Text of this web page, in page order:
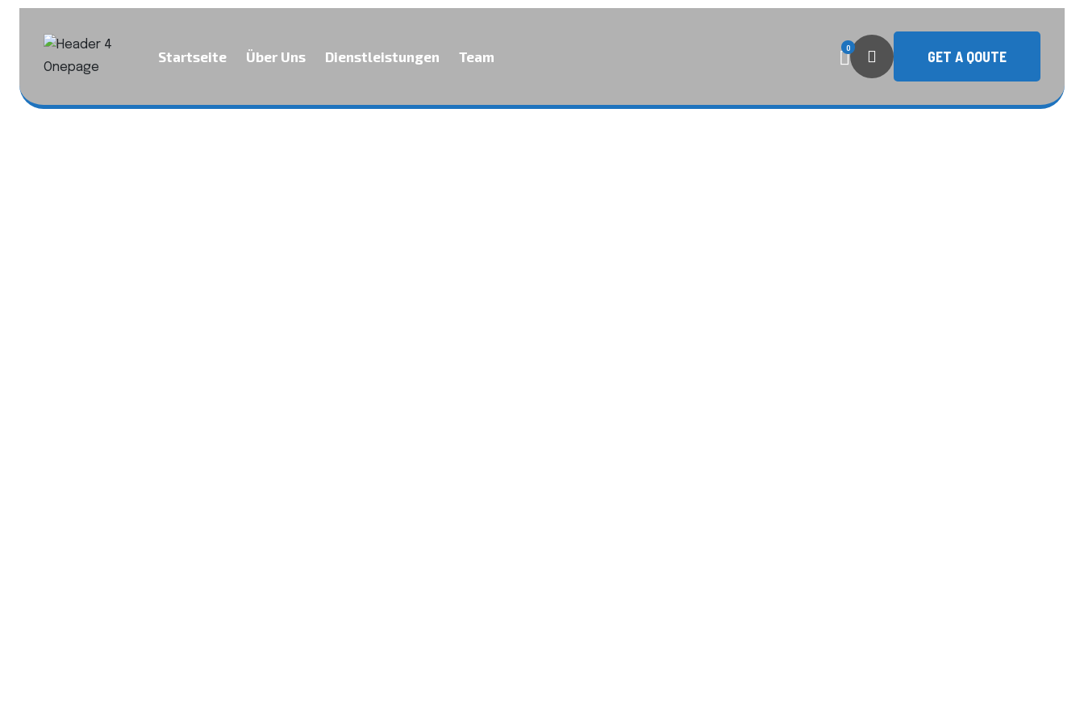
Startseite Über Uns Dienstleistungen Team
0
GET A QOUTE